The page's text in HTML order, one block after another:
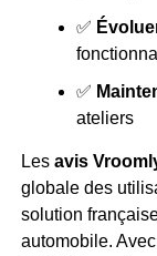
✅
✅
ateliers
Les avis
globale des
solution
automobile.